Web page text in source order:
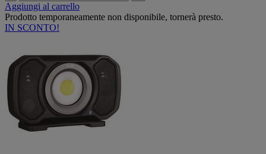
Aggiungi al carrello
Prodotto temporaneamente non disponibile, tornerà presto.
IN SCONTO!